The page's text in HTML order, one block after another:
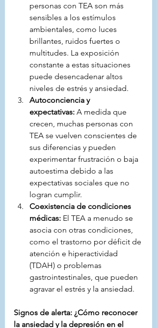
personas con TEA son más
sensibles a los estímulos
ambientales, como luces
brillantes, ruidos fuertes o
multitudes. La exposición
constante a estas situaciones
puede desencadenar altos
niveles de estrés y ansiedad.
Autoconciencia y
expectativas: A medida que
crecen, muchas personas con
TEA se vuelven conscientes de
sus diferencias y pueden
experimentar frustración o baja
autoestima debido a las
expectativas sociales que no
logran cumplir.
Coexistencia de condiciones
médicas: El TEA a menudo se
asocia con otras condiciones,
como el trastorno por déficit de
atención e hiperactividad
(TDAH) o problemas
gastrointestinales, que pueden
agravar el estrés y la ansiedad.
Signos de alerta: ¿Cómo reconocer
la ansiedad y la depresión en el